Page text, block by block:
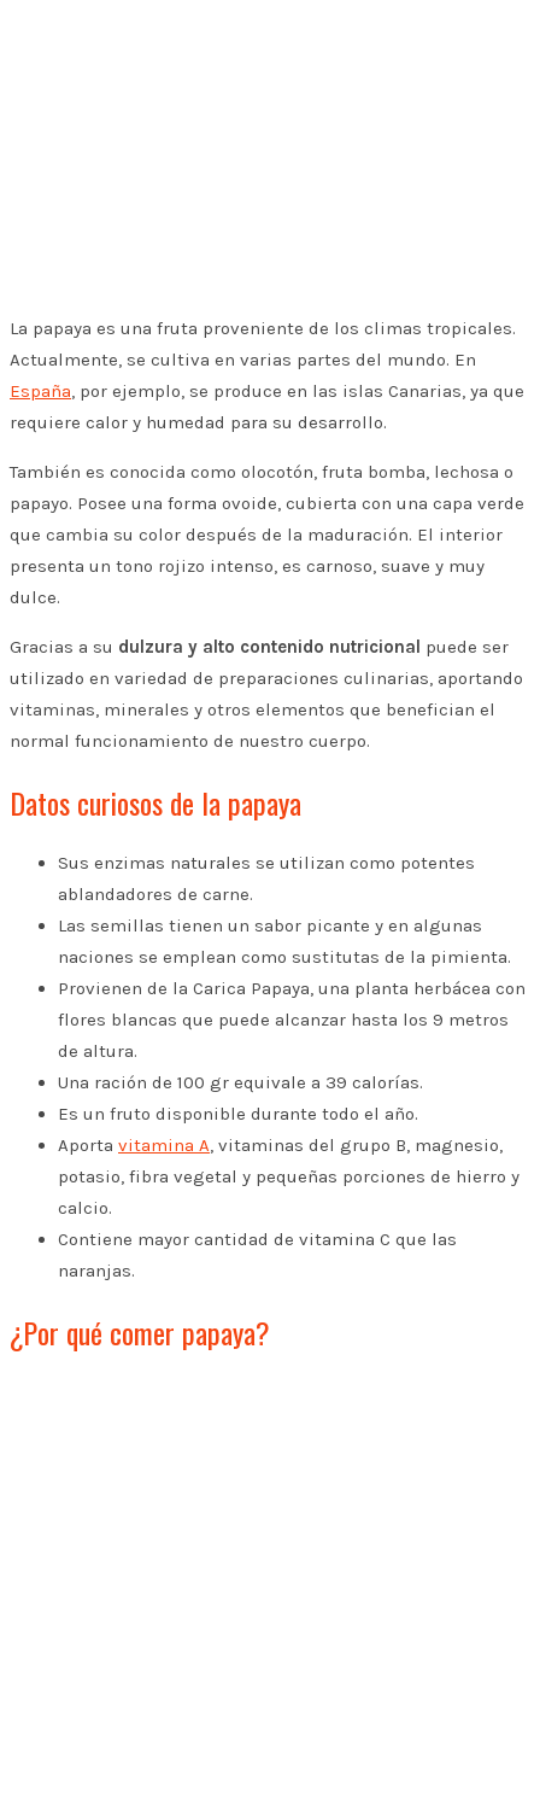
La papaya es una fruta proveniente de los climas tropicales.
Actualmente, se cultiva en varias partes del mundo. En
España, por ejemplo, se produce en las islas Canarias, ya que
requiere calor y humedad para su desarrollo.
También es conocida como olocotón, fruta bomba, lechosa o
papayo. Posee una forma ovoide, cubierta con una capa verde
que cambia su color después de la maduración. El interior
presenta un tono rojizo intenso, es carnoso, suave y muy
dulce.
Gracias a su dulzura y alto contenido nutricional puede ser
utilizado en variedad de preparaciones culinarias, aportando
vitaminas, minerales y otros elementos que benefician el
normal funcionamiento de nuestro cuerpo.
Datos curiosos de la papaya
Sus enzimas naturales se utilizan como potentes
ablandadores de carne.
Las semillas tienen un sabor picante y en algunas
naciones se emplean como sustitutas de la pimienta.
Provienen de la Carica Papaya, una planta herbácea con
flores blancas que puede alcanzar hasta los 9 metros
de altura.
Una ración de 100 gr equivale a 39 calorías.
Es un fruto disponible durante todo el año.
Aporta vitamina A, vitaminas del grupo B, magnesio,
potasio, fibra vegetal y pequeñas porciones de hierro y
calcio.
Contiene mayor cantidad de vitamina C que las
naranjas.
¿Por qué comer papaya?